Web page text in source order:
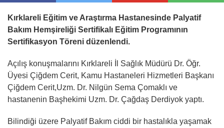
Kırklareli Eğitim ve Araştırma Hastanesinde Palyatif
Bakım Hemşireliği Sertifikalı Eğitim Programının
Sertifikasyon Töreni düzenlendi.
Açılış konuşmalarını Kırklareli İl Sağlık Müdürü Dr. Öğr.
Üyesi Çiğdem Cerit, Kamu Hastaneleri Hizmetleri Başkanı
Çiğdem Cerit,Uzm. Dr. Nilgün Sema Çomaklı ve
hastanenin Başhekimi Uzm. Dr. Çağdaş Derdiyok yaptı.
Bilindiği üzere Palyatif Bakım ciddi bir hastalıkla yaşamak